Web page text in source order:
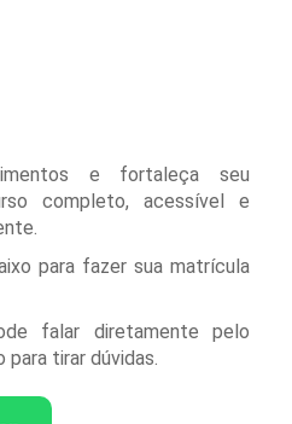
e fortaleça seu
completo, acessível e
para fazer sua matrícula
falar diretamente pelo
tirar dúvidas.